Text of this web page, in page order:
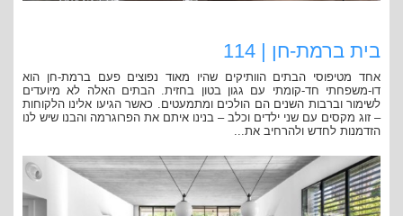
בית ברמת-חן | 114
אחד מטיפוסי הבתים הוותיקים שהיו מאוד נפוצים פעם ברמת-חן הוא
דו-משפחתי חד-קומתי עם גגון בטון בחזית. הבתים האלה לא מיועדים
לשימור וברבות השנים הם הולכים ומתמעטים. כאשר הגיעו אלינו הלקוחות
– זוג מקסים עם שני ילדים וכלב – בנינו איתם את הפרוגרמה והבנו שיש לנו
הזדמנות לחדש ולהרחיב את...